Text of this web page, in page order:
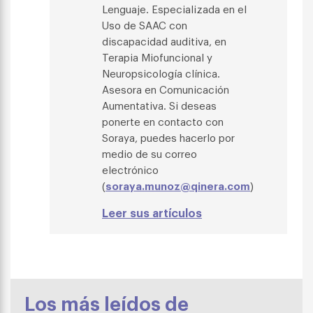
Lenguaje. Especializada en el
Uso de SAAC con
discapacidad auditiva, en
Terapia Miofuncional y
Neuropsicología clínica.
Asesora en Comunicación
Aumentativa. Si deseas
ponerte en contacto con
Soraya, puedes hacerlo por
medio de su correo
electrónico
(soraya.munoz@qinera.com)
Leer sus artículos
Los más leídos de